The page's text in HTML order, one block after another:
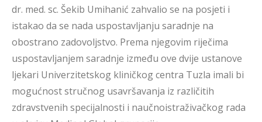
dr. med. sc. Šekib Umihanić zahvalio se na posjeti i
istakao da se nada uspostavljanju saradnje na
obostrano zadovoljstvo. Prema njegovim riječima
uspostavljanjem saradnje između ove dvije ustanove
ljekari Univerzitetskog kliničkog centra Tuzla imali bi
mogućnost stručnog usavršavanja iz različitih
zdravstvenih specijalnosti i naučnoistraživačkog rada